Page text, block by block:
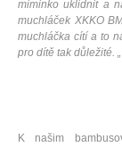
miminko uklidnit a
muchláček XKKO
muchláčka cítí a to
pro dítě tak důležité. „
K našim